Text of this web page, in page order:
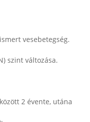
vesebetegség.
szint változása.
2 évente, utána